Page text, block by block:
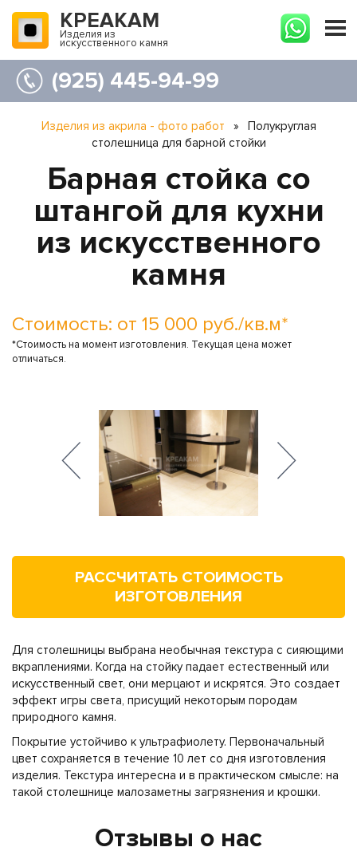
КРЕАКАМ
Изделия из
искусственного камня
(925) 445-94-99
Изделия из акрила - фото работ »
Полукруглая
столешница для барной стойки
Барная стойка со
штангой для кухни
из искусственного
камня
Стоимость: от 15 000 руб./кв.м*
*Стоимость на момент изготовления. Текущая цена может
отличаться.
РАССЧИТАТЬ СТОИМОСТЬ
ИЗГОТОВЛЕНИЯ
Для столешницы выбрана необычная текстура с сияющими
вкраплениями. Когда на стойку падает естественный или
искусственный свет, они мерцают и искрятся. Это создает
эффект игры света, присущий некоторым породам
природного камня.
Покрытие устойчиво к ультрафиолету. Первоначальный
цвет сохраняется в течение 10 лет со дня изготовления
изделия. Текстура интересна и в практическом смысле: на
такой столешнице малозаметны загрязнения и крошки.
Отзывы о нас